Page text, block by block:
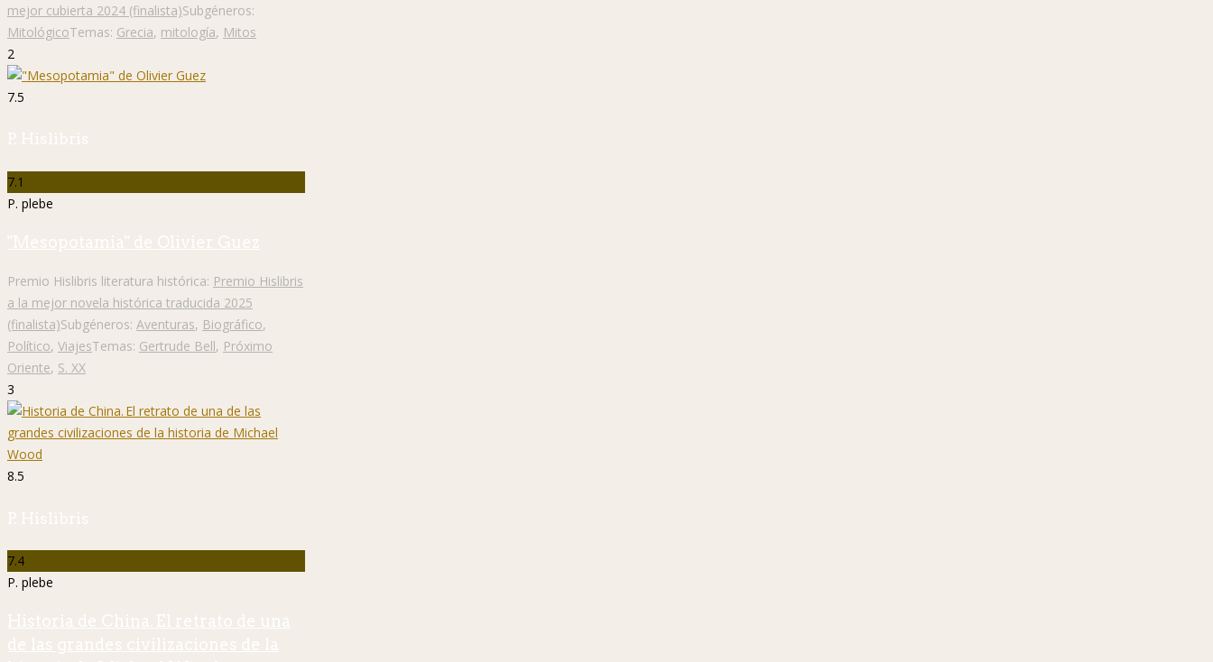
mejor cubierta 2024 (finalista)Subgéneros:
MitológicoTemas: Grecia, mitología, Mitos
2
7.5
P. Hislibris
7.1
P. plebe
"Mesopotamia" de Olivier Guez
Premio Hislibris literatura histórica: Premio Hislibris
a la mejor novela histórica traducida 2025
(finalista)Subgéneros: Aventuras, Biográfico,
Político, ViajesTemas: Gertrude Bell, Próximo
Oriente, S. XX
3
8.5
P. Hislibris
7.4
P. plebe
Historia de China. El retrato de una
de las grandes civilizaciones de la